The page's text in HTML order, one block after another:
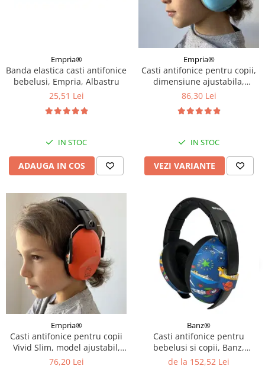
Empria®
Banda elastica casti antifonice
bebelusi, Empria, Albastru
25,51 Lei
IN STOC
ADAUGA IN COS
Empria®
Casti antifonice pentru copii,
dimensiune ajustabila,
Empria, Diverse culori
86,30 Lei
IN STOC
VEZI VARIANTE
Empria®
Casti antifonice pentru copii
Vivid Slim, model ajustabil,
Empria, Diverse culori
76,20 Lei
Banz®
Casti antifonice pentru
bebelusi si copii, Banz,
Bubzee, 3-36 luni, Diverse
de la 152,52 Lei